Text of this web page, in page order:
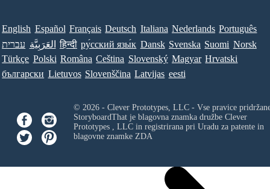
English Español Français Deutsch Italiana Nederlands Português
עברית العَرَبِيَّة हिन्दी ру́сский язы́к Dansk Svenska Suomi Norsk
Türkçe Polski Româna Ceština Slovenský Magyar Hrvatski
български Lietuvos Slovenščina Latvijas eesti
© 2026 - Clever Prototypes, LLC - Vse pravice
StoryboardThat je blagovna znamka družbe Clever
Prototypes , LLCin registrirana pri Uradu za patente in
blagovne znamke ZDA